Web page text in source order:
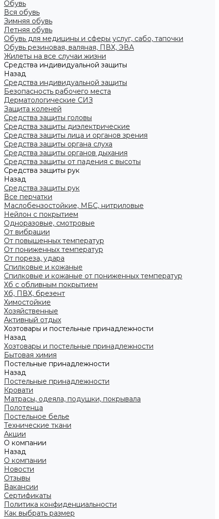
Обувь
Вся обувь
Зимняя обувь
Летняя обувь
Обувь для медицины и сферы услуг, сабо, тапочки
Обувь резиновая, валяная, ПВХ, ЭВА
Жилеты на все случаи жизни
Средства индивидуальной защиты
Назад
Средства индивидуальной защиты
Безопасность рабочего места
Дерматологические СИЗ
Защита коленей
Средства защиты головы
Средства защиты диэлектрические
Средства защиты лица и органов зрения
Средства защиты органа слуха
Средства защиты органов дыхания
Средства защиты от падения с высоты
Средства защиты рук
Назад
Средства защиты рук
Все перчатки
Маслобензостойкие, МБС, нитриловые
Нейлон с покрытием
Одноразовые, смотровые
От вибрации
От повышенных температур
От пониженных температур
От пореза, удара
Спилковые и кожаные
Спилковые и кожаные от пониженных температур
Хб с обливным покрытием
Хб, ПВХ, брезент
Химостойкие
Хозяйственные
Активный отдых
Хозтовары и постельные принадлежности
Назад
Хозтовары и постельные принадлежности
Бытовая химия
Постельные принадлежности
Назад
Постельные принадлежности
Кровати
Матрасы, одеяла, подушки, покрывала
Полотенца
Постельное белье
Технические ткани
Акции
О компании
Назад
О компании
Новости
Отзывы
Вакансии
Сертификаты
Политика конфиденциальности
Как выбрать размер